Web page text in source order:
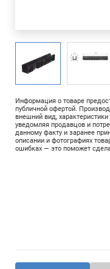
Информация о товаре
публичной офертой.
внешний вид,
уведомляя продавцов и
данному факту и заранее
описании и фотографиях
ошибках — это поможет